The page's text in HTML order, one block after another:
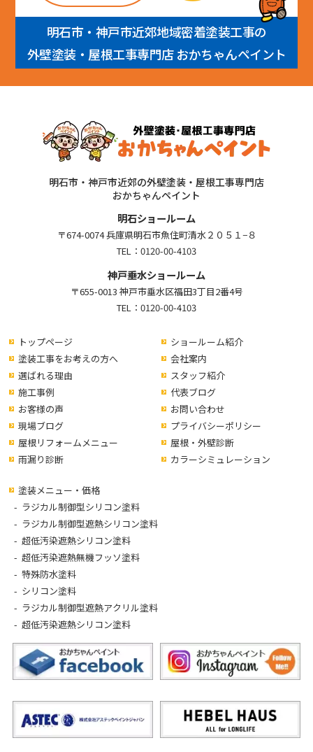
明石市・神戸市近郊地域密着塗装工事の
外壁塗装・屋根工事専門店 おかちゃんペイント
明石市・神戸市近郊の外壁塗装・屋根工事専門店
おかちゃんペイント
明石ショールーム
〒674-0074 兵庫県明石市魚住町清水２０５１−８
TEL： 0120-00-4103
神戸垂水ショールーム
〒655-0013 神戸市垂水区福田3丁目2番4号
TEL： 0120-00-4103
トップページ
塗装工事をお考えの方へ
選ばれる理由
ショールーム紹介
会社案内
スタッフ紹介
施工事例
お客様の声
現場ブログ
代表ブログ
お問い合わせ
プライバシーポリシー
屋根リフォームメニュー
雨漏り診断
屋根・外壁診断
カラーシミュレーション
塗装メニュー・価格
ラジカル制御型シリコン塗料
ラジカル制御型遮熱シリコン塗料
超低汚染遮熱シリコン塗料
超低汚染遮熱無機フッソ塗料
特殊防水塗料
シリコン塗料
ラジカル制御型遮熱アクリル塗料
超低汚染遮熱シリコン塗料